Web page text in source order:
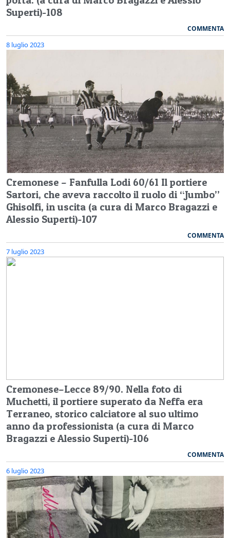
Superti)-108
COMMENTA
8 luglio 2023
Cremonese – Fanfulla Lodi 60/61 Il portiere
Sartori, che aveva raccolto il ruolo di “Jumbo”
Ghisolfi, in uscita (a cura di Marco Bragazzi e
Alessio Superti)-107
COMMENTA
7 luglio 2023
Cremonese–Lecce 89/90. Nella foto di
Muchetti, il portiere superato da Neffa era
Terraneo, storico calciatore al suo ultimo
anno da professionista (a cura di Marco
Bragazzi e Alessio Superti)-106
COMMENTA
6 luglio 2023